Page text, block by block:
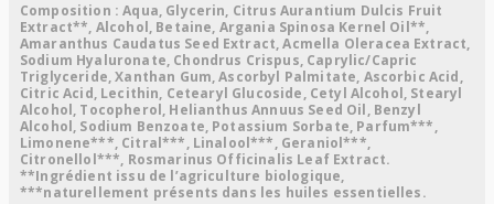
Composition : Aqua, Glycerin, Citrus Aurantium Dulcis Fruit
Extract**, Alcohol, Betaine, Argania Spinosa Kernel Oil**,
Amaranthus Caudatus Seed Extract, Acmella Oleracea Extract,
Sodium Hyaluronate, Chondrus Crispus, Caprylic/Capric
Triglyceride, Xanthan Gum, Ascorbyl Palmitate, Ascorbic Acid,
Citric Acid, Lecithin, Cetearyl Glucoside, Cetyl Alcohol, Stearyl
Alcohol, Tocopherol, Helianthus Annuus Seed Oil, Benzyl
Alcohol, Sodium Benzoate, Potassium Sorbate, Parfum***,
Limonene***, Citral***, Linalool***, Geraniol***,
Citronellol***, Rosmarinus Officinalis Leaf Extract.
**Ingrédient issu de l’agriculture biologique,
***naturellement présents dans les huiles essentielles.